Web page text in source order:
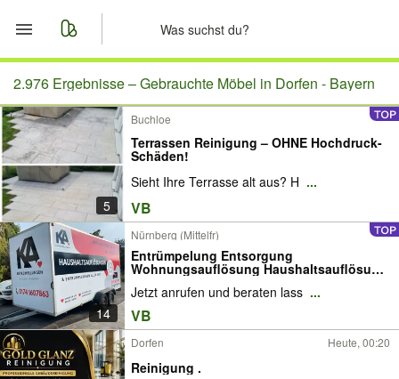
Start
Merkliste
Nachrichten
Anzeige aufgeben
2.976 Ergebnisse –Gebrauchte Möbel in Dorfen - Bayern
5
Buchloe
Terrassen Reinigung – OHNE Hochdruck-
Schäden!
Sieht Ihre Terrasse alt aus? H ...
VB
14
Nürnberg (Mittelfr)
Entrümpelung Entsorgung
Wohnungsauflösung Haushaltsauflösung
Nachlassräumung entsorgen entrümpeln
Umzug Transporte Wohnungsräumung
Hausräumung Dachboden räumen
messiwohnung wertstoffhof
Jetzt anrufen und beraten lass ...
VB
Dorfen Heute, 00:20
Reinigung .